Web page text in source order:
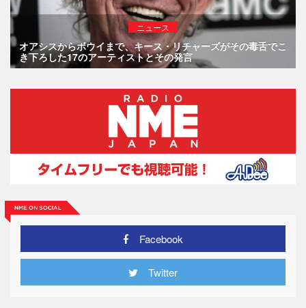
ニュース
オアシスからボウイまで、キース・リチャーズがその毒舌でこ
き下ろした17のアーティストとその発言
Facebook
Twitter